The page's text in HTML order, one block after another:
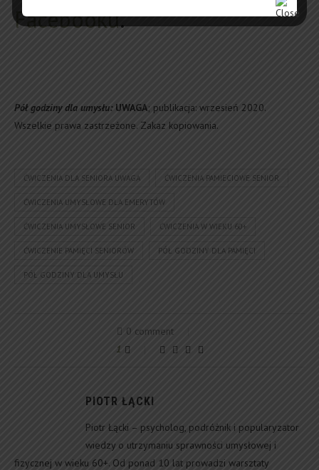
Facebooku.
Pół godziny dla umysłu: UWAGA; publikacja: wrzesień 2020.
Wszelkie prawa zastrzeżone. Zakaz kopiowania.
ĆWICZENIA DLA SENIORA UWAGA ĆWICZENIA PAMIECIOWE SENIOR
ĆWICZENIA UMYSŁOWE DLA EMERYTÓW
ĆWICZENIA UMYSŁOWE SENIOR ĆWICZENIA W WIEKU 60+
ĆWICZENIE PAMIĘCI SENIORÓW PÓŁ GODZINY DLA PAMIĘCI
PÓŁ GODZINY DLA UMYSŁU
0 comment
1
PIOTR ŁĄCKI
Piotr Łącki – psycholog, podróżnik i popularyzator
wiedzy o utrzymaniu sprawności umysłowej i
fizycznej w wieku 60+. Od ponad 10 lat prowadzi warsztaty